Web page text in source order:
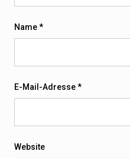
Name*
E-Mail-Adresse*
Website